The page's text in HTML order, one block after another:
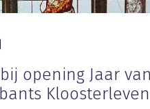
opening Jaar van
Kloosterleven